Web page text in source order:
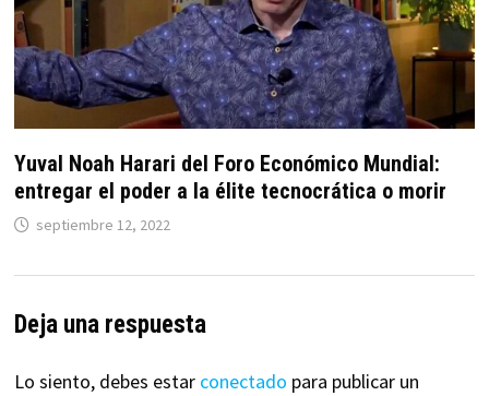
Yuval Noah Harari del Foro Económico Mundial:
entregar el poder a la élite tecnocrática o morir
septiembre 12, 2022
Deja una respuesta
Lo siento, debes estar conectado para publicar un